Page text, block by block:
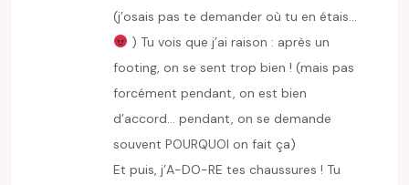
(j’osais pas te demander où tu en étais…
) Tu vois que j’ai raison : après un
footing, on se sent trop bien ! (mais pas
forcément pendant, on est bien
d’accord… pendant, on se demande
souvent POURQUOI on fait ça)
Et puis, j’A-DO-RE tes chaussures ! Tu